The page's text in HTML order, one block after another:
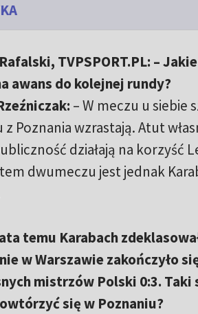
TVPSPORT.PL: –
awans do kolejnej rundy?
– W meczu u siebie
z Poznania wzrastają. Atut
działają na korzyść
dwumeczu jest jednak
temu Karabach
w Warszawie zakończyło
mistrzów Polski 0:3. Taki
się w Poznaniu?